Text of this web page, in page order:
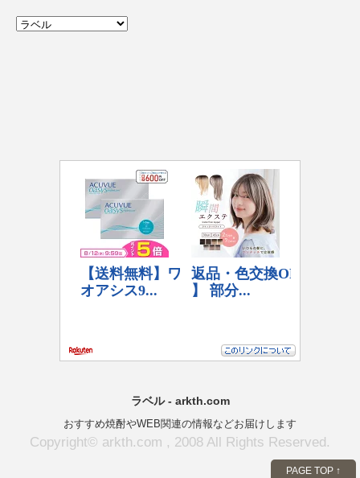
カ
ラベル - arkth.com
おすすめ焼酎やWEB関連の情報などお届けします
Copyright© arkth.com , 2008 All Rights Reserved.
PAGE TOP ↑